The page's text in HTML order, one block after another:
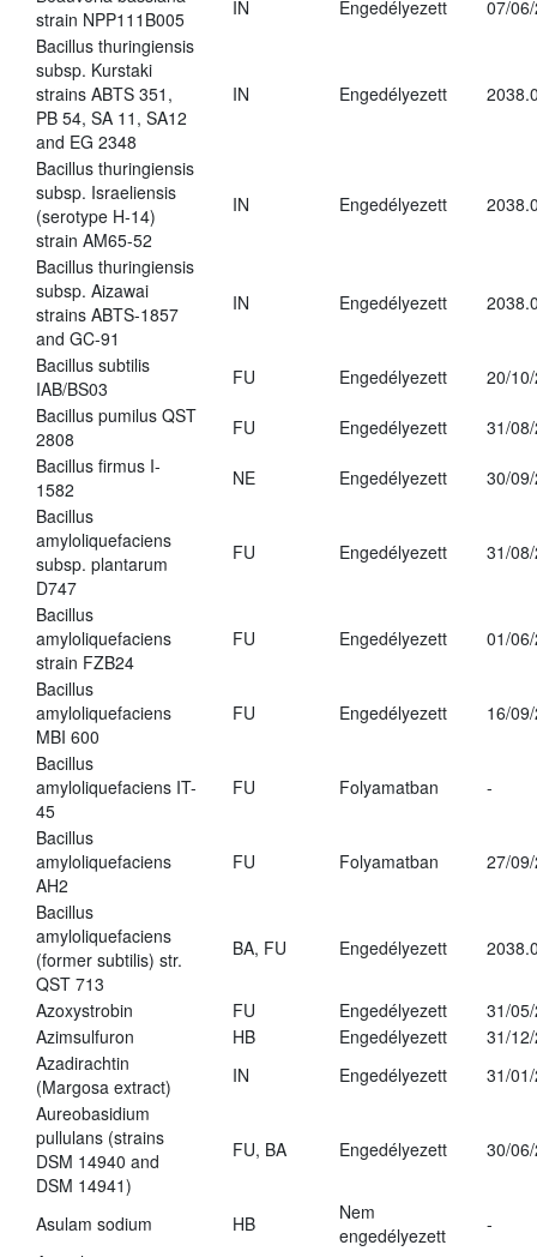
strain NPP111B005
IN Engedélyezett
07/
Bacillus thuringiensis
subsp. Kurstaki
strains ABTS 351,
PB 54, SA 11, SA12
and EG 2348
IN Engedélyezett
Bacillus thuringiensis
subsp. Israeliensis
(serotype H-14)
strain AM65-52
IN Engedélyezett
Bacillus thuringiensis
subsp. Aizawai
strains ABTS-1857
and GC-91
IN Engedélyezett
Bacillus subtilis
IAB/BS03
FU Engedélyezett
20/
Bacillus pumilus QST
2808
FU Engedélyezett
31/
Bacillus firmus I-
1582
NE Engedélyezett
30/
Bacillus
amyloliquefaciens
subsp. plantarum
D747
FU Engedélyezett 31/
Bacillus
amyloliquefaciens
strain FZB24
FU Engedélyezett 01/
Bacillus
amyloliquefaciens
MBI 600
FU Engedélyezett 16/
Bacillus
amyloliquefaciens IT-
45
FU Folyamatban -
Bacillus
amyloliquefaciens
AH2
FU Folyamatban 27/
Bacillus
amyloliquefaciens
(former subtilis) str.
QST 713
BA, FU Engedélyezett
Azoxystrobin FU Engedélyezett
31/
Azimsulfuron
HB Engedélyezett
31/
Azadirachtin
(Margosa extract)
IN Engedélyezett
31/
Aureobasidium
pullulans (strains
DSM 14940 and
DSM 14941)
FU, BA Engedélyezett 30/
Asulam sodium HB
Nem
engedélyezett
-